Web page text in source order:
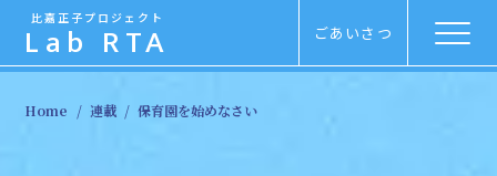
比嘉正子プロジェクト
Lab RTA ごあいさつ Menu
Home 連載 保育園を始めなさい